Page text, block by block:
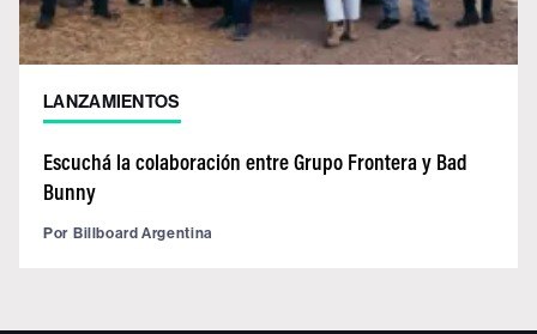
LANZAMIENTOS
Escuchá la colaboración entre Grupo Frontera y Bad
Bunny
Por Billboard Argentina